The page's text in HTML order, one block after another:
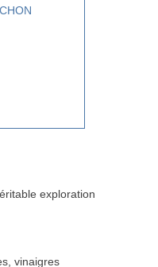
exploration
vinaigres